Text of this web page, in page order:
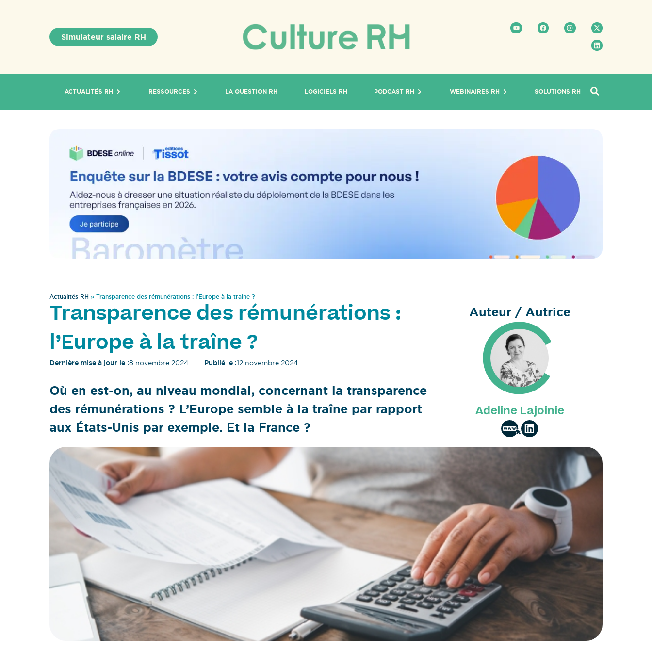
Simulateur salaire RH
ACTUALITÉS RH RESSOURCES LA QUESTION RH LOGICIELS RH PODCAST RH WEBINAIRES RH SOLUTIONS RH
Actualités RH » Transparence des rémunérations : l’Europe à la traîne ?
Transparence des rémunérations :
l’Europe à la traîne ?
Dernière mise à jour le :8 novembre 2024 Publié le :12 novembre 2024
Où en est-on, au niveau mondial, concernant la transparence
des rémunérations ? L’Europe semble à la traîne par rapport
aux États-Unis par exemple. Et la France ?
Auteur / Autrice
Adeline Lajoinie